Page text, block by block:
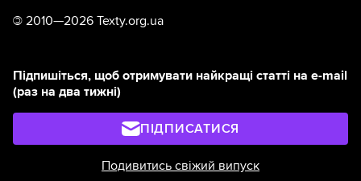
© 2010—2026 Texty.org.ua
Підпишіться, щоб отримувати найкращі статті на e-mail
(раз на два тижні)
ПІДПИСАТИСЯ
Подивитись свіжий випуск